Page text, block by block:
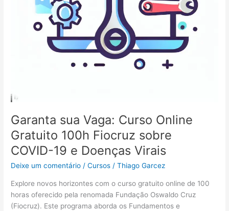
Garanta sua Vaga: Curso Online
Gratuito 100h Fiocruz sobre
COVID-19 e Doenças Virais
Deixe um comentário /Cursos /Thiago Garcez
Explore novos horizontes com o curso gratuito online de 100
horas oferecido pela renomada Fundação Oswaldo Cruz
(Fiocruz). Este programa aborda os Fundamentos e